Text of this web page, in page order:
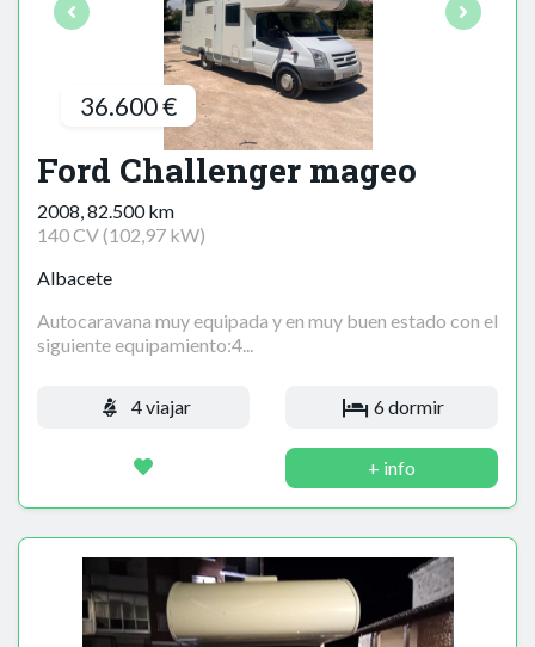
36.600 €
Ford Challenger mageo
2008, 82.500 km
140 CV (102,97 kW)
Albacete
Autocaravana muy equipada y en muy buen estado con el
siguiente equipamiento:4...
4 viajar 6 dormir
+ info